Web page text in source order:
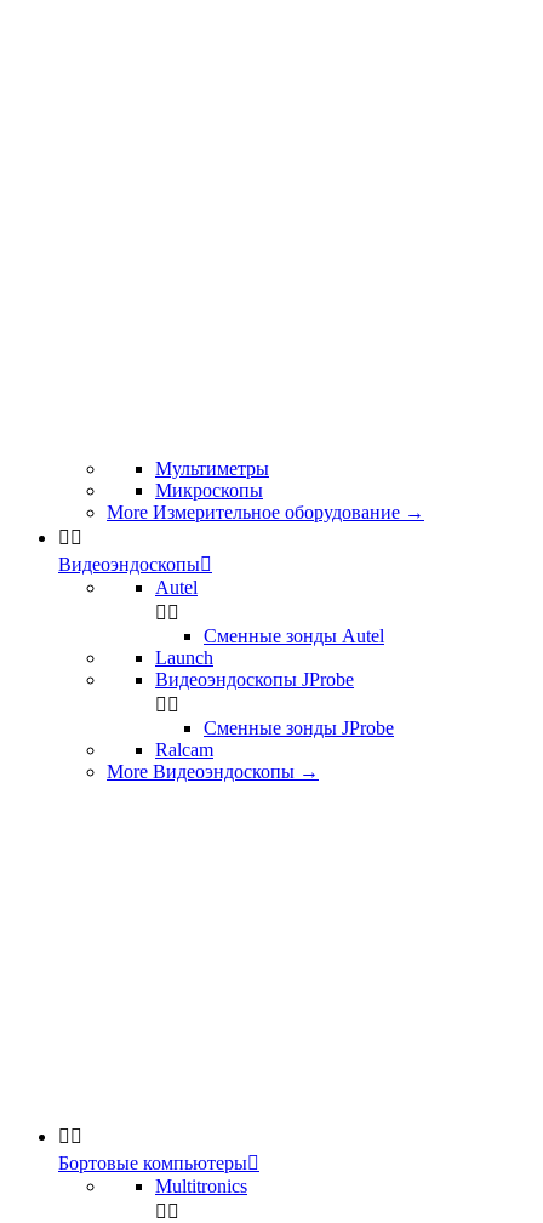
Мультиметры
Микроскопы
More Измерительное оборудование →
 
Видеоэндоскопы
Autel
 
Сменные зонды Autel
Launch
Видеоэндоскопы JProbe
 
Сменные зонды JProbe
Ralcam
More Видеоэндоскопы →
 
Бортовые компьютеры
Multitronics
 